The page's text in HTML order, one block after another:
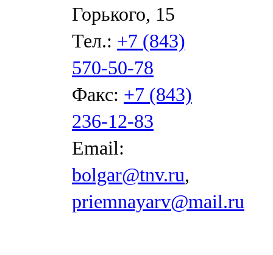
Горького, 15
Тел.: +7 (843)
570-50-78
Факс: +7 (843)
236-12-83
Email:
bolgar@tnv.ru,
priemnayarv@mail.ru